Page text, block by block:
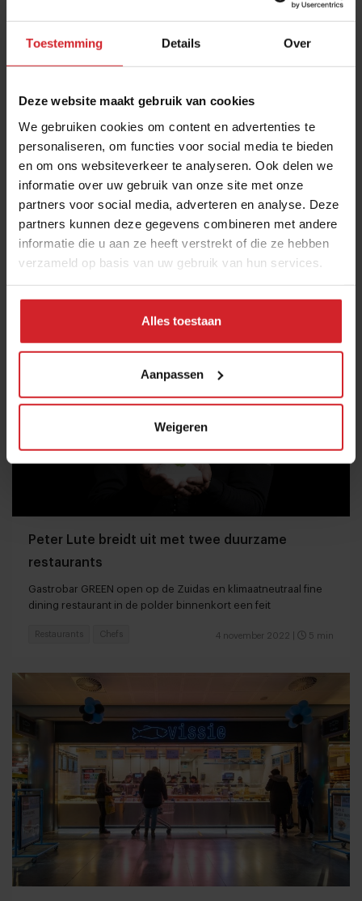
Toestemming Details Over
Deze website maakt gebruik van cookies
We gebruiken cookies om content en advertenties te
personaliseren, om functies voor social media te bieden
en om ons websiteverkeer te analyseren. Ook delen we
informatie over uw gebruik van onze site met onze
partners voor social media, adverteren en analyse. Deze
partners kunnen deze gegevens combineren met andere
informatie die u aan ze heeft verstrekt of die ze hebben
verzameld op basis van uw gebruik van hun services.
Alles toestaan
Aanpassen
Weigeren
Chef's Talk met Jonnie Boer en Nelson Tanate
van De Librije***
Over trends, duurzaamheid, covid en de toekomst van fine
4 november 2022 | 2:46
Gastronomie Chefs
Peter Lute breidt uit met twee duurzame
restaurants
Gastrobar GREEN open op de Zuidas en klimaatneutraal fine
dining restaurant in de polder binnenkort een feit
4 november 2022 5 min
Restaurants Chefs